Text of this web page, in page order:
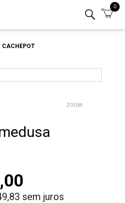
0
CACHEPOT
ZOOM
sem juros